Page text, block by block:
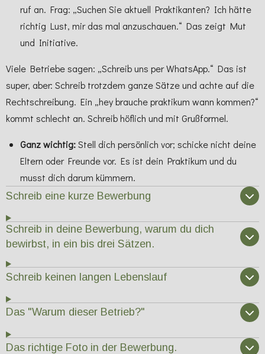
ruf an. Frag: „Suchen Sie aktuell Praktikanten? Ich hätte
richtig Lust, mir das mal anzuschauen.“ Das zeigt Mut
und Initiative.
Viele Betriebe sagen: „Schreib uns per WhatsApp.“ Das ist
super, aber: Schreib trotzdem ganze Sätze und achte auf die
Rechtschreibung. Ein „hey brauche praktikum wann kommen?“
kommt schlecht an. Schreib höflich und mit Grußformel.
Ganz wichtig:Stell dich persönlich vor; schicke nicht deine
Eltern oder Freunde vor. Es ist dein Praktikum und du
musst dich darum kümmern.
Schreib eine kurze Bewerbung
Schreib in deine Bewerbung, warum du dich
bewirbst, in ein bis drei Sätzen.
Schreib keinen langen Lebenslauf
Das "Warum dieser Betrieb?"
Das richtige Foto in der Bewerbung.